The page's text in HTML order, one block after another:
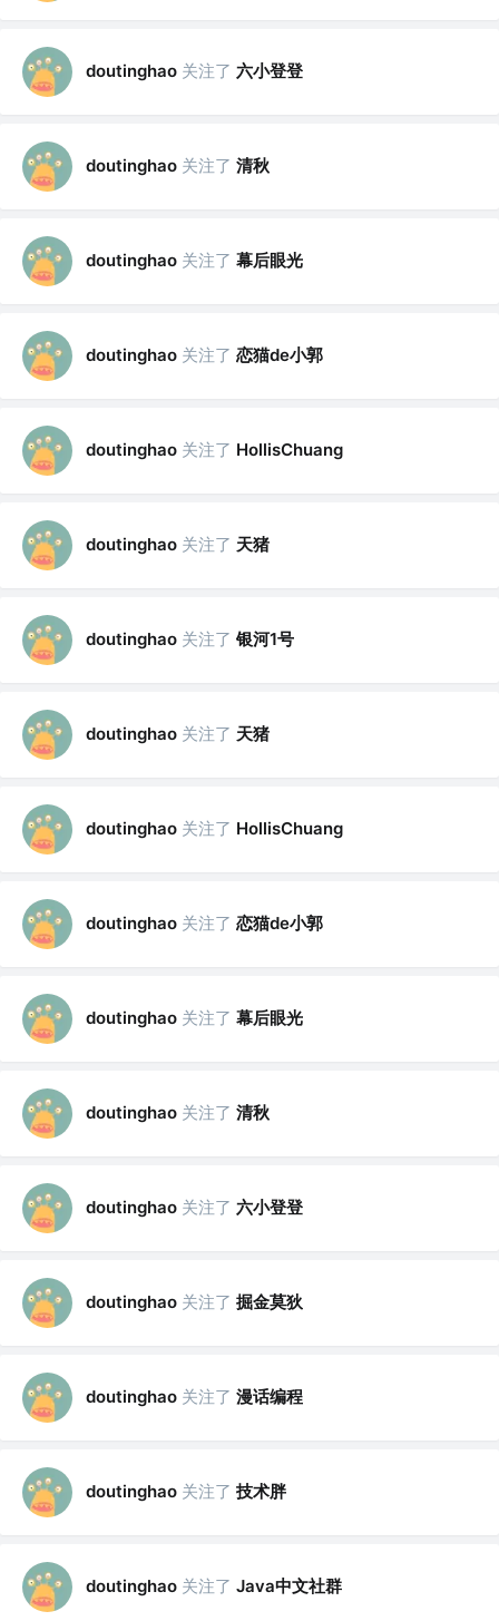
doutinghao 关注了 六小登登
doutinghao 关注了 清秋
doutinghao 关注了 幕后眼光
doutinghao 关注了 恋猫de小郭
doutinghao 关注了 HollisChuang
doutinghao 关注了 天猪
doutinghao 关注了 银河1号
doutinghao 关注了 天猪
doutinghao 关注了 HollisChuang
doutinghao 关注了 恋猫de小郭
doutinghao 关注了 幕后眼光
doutinghao 关注了 清秋
doutinghao 关注了 六小登登
doutinghao 关注了 掘金莫狄
doutinghao 关注了 漫话编程
doutinghao 关注了 技术胖
doutinghao 关注了 Java中文社群